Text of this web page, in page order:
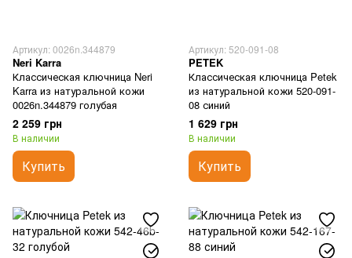
Артикул: 0026n.344879
Neri Karra
Классическая ключница Neri
Karra из натуральной кожи
0026n.344879 голубая
2 259 грн
В наличии
Купить
Артикул: 520-091-08
PETEK
Классическая ключница Petek
из натуральной кожи 520-091-
08 синий
1 629 грн
В наличии
Купить